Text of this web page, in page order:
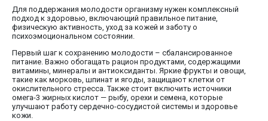
Для поддержания молодости организму нужен комплексный
подход к здоровью, включающий правильное питание,
физическую активность, уход за кожей и заботу о
психоэмоциональном состоянии.
Первый шаг к сохранению молодости – сбалансированное
питание. Важно обогащать рацион продуктами, содержащими
витамины, минералы и антиоксиданты. Яркие фрукты и овощи,
такие как морковь, шпинат и ягоды, защищают клетки от
окислительного стресса. Также стоит включить источники
омега-3 жирных кислот — рыбу, орехи и семена, которые
улучшают работу сердечно-сосудистой системы и здоровье
кожи.